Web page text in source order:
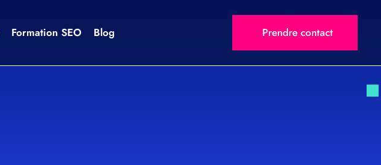
Formation SEO Blog Prendre contact